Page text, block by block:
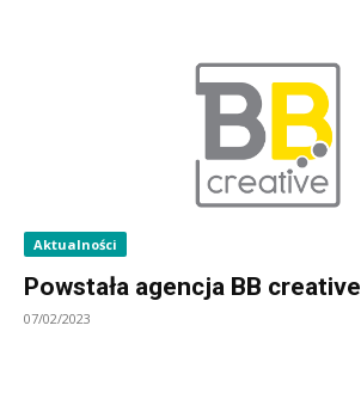
Aktualności
Powstała agencja BB creative
07/02/2023